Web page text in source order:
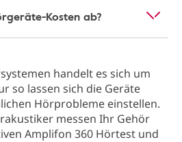
Kosten ab?
handelt es sich um
so lassen sich die Geräte
Hörprobleme einstellen.
messen Ihr Gehör
Amplifon 360 Hörtest und